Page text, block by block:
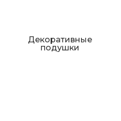
Декоративные
подушки